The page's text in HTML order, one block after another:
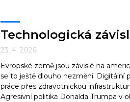
Technologická
23. 4. 2026
Evropské země jsou závislé na
se to ještě dlouho nezmění. Digitální
práce přes zdravotnickou
Agresivní politika Donalda Trumpa v